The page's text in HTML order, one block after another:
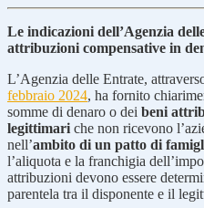
Le indicazioni dell’Agenzia
attribuzioni compensative in
L’Agenzia delle Entrate,
febbraio 2024, ha fornito
somme di denaro o dei beni
legittimari che non ricevono
nell’ambito di un patto di
l’aliquota e la franchigia
attribuzioni devono essere
parentela tra il disponente e il